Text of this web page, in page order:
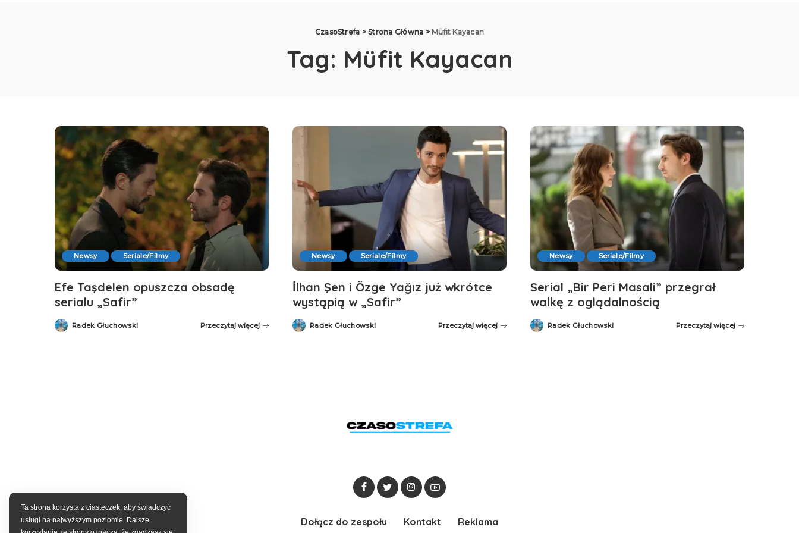
CzasoStrefa >Strona Główna > Müfit Kayacan
Tag: Müfit Kayacan
Newsy Seriale/Filmy
Efe Taşdelen opuszcza obsadę
serialu „Safir”
Posted
by
Radek Głuchowski Przeczytaj więcej
Newsy Seriale/Filmy
İlhan Şen i Özge Yağız już wkrótce
wystąpią w „Safir”
Posted
by
Radek Głuchowski Przeczytaj więcej
Newsy Seriale/Filmy
Serial „Bir Peri Masali” przegrał
walkę z oglądalnością
Posted
by
Radek Głuchowski Przeczytaj więcej
Dołącz do zespołu Kontakt Reklama
Ta strona korzysta z ciasteczek, aby świadczyć
usługi na najwyższym poziomie. Dalsze